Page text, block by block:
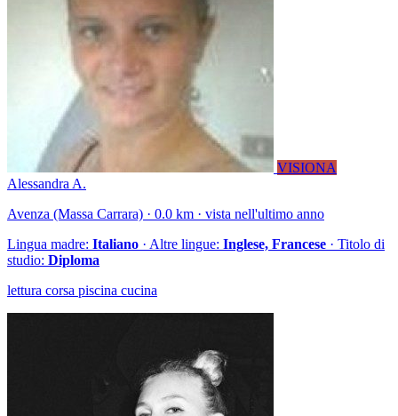
VISIONA
Alessandra A.
Avenza (Massa Carrara) · 0.0 km · vista nell'ultimo anno
Lingua madre: Italiano · Altre lingue: Inglese, Francese · Titolo di
studio: Diploma
lettura corsa piscina cucina